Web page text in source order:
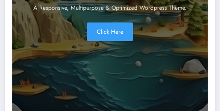
A Responsive, Multipurpose & Optimized Wordpress Theme.
Click Here